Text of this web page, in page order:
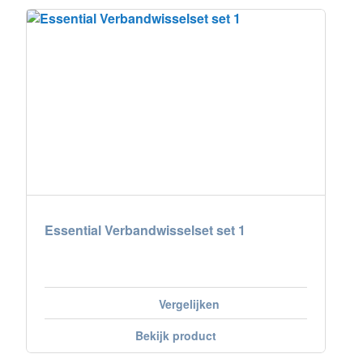
Essential Verbandwisselset set 1
Vergelijken
Bekijk product